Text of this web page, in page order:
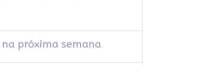
próxima semana